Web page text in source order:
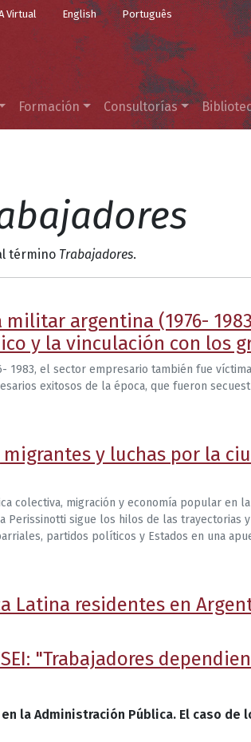
Pasar al contenido
Menu
Virtual English Português
Formación Consultorías
término Trabajadores.
argentina (1976-
y la vinculación con los
1983, el sector empresario también fue
exitosos de la época, que fueron
y luchas por la
colectiva, migración y economía popular en
Perissinotti sigue los hilos de las trayectorias
partidos políticos y Estados en una
Latina residentes en
"Trabajadores
la Administración Pública. El caso de